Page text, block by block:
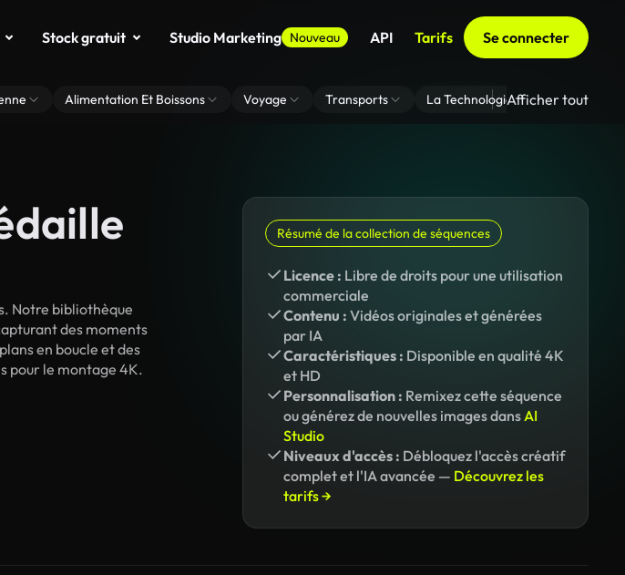
Stock gratuit Studio Marketing Nouveau API Tarifs Se connecter
Alimentation Et Boissons Voyage Transports La Technologie Zoom En
Afficher tout
Notre bibliothèque
des moments
en boucle et des
pour le montage 4K.
Résumé de la collection de séquences
Licence : Libre de droits pour une utilisation
commerciale
Contenu : Vidéos originales et générées
par IA
Caractéristiques : Disponible en qualité 4K
et HD
Personnalisation : Remixez cette séquence
ou générez de nouvelles images dansAI
Studio
Niveaux d'accès : Débloquez l'accès créatif
complet et l'IA avancée — Découvrez les
tarifs →